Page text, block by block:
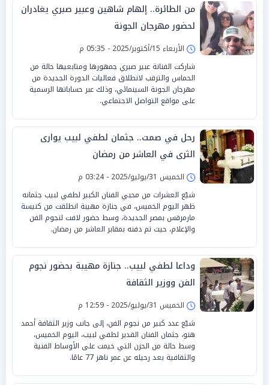
من الطائرة.. إلهام شاهين وعبير صبري يغادران
لحضور مهرجان الجونة
الأربعاء 15/أكتوبر/2025 - 05:35 م
شاركت الفنانة عبير صبري جمهورها ومتابعيها حالة من
الحماس والترقب لانطلاق فعاليات الدورة الجديدة من
مهرجان الجونة السينمائي، وذلك عبر حساباتها الرسمية
على مواقع التواصل الاجتماعي.
رحل في صمت.. جثمان لطفي لبيب يوارى
الثرى في العاشر من رمضان
الخميس 31/يوليو/2025 - 03:24 م
شيّع العشرات من محبي الفنان الكبير لطفي لبيب جثمانه
ظهر اليوم الخميس، في جنازة مهيبة انطلقت من كنيسة
مارمرقس بمصر الجديدة، وسط حضور لافت لنجوم الفن
والإعلام، حيث تم دفنه بمقابر العاشر من رمضان.
وداعا لطفي لبيب.. جنازة مهيبة بحضور نجوم
الفن ووزير الثقافة
الخميس 31/يوليو/2025 - 12:59 م
شيّع عدد كبير من نجوم الفن، إلى جانب وزير الثقافة أحمد
هنو، جثمان الفنان القدير لطفي لبيب، اليوم الخميس،
وسط حالة من الحزن التي خيمت على الأوساط الفنية
والثقافية بعد رحيله عن عمر ناهز 77 عامًا.